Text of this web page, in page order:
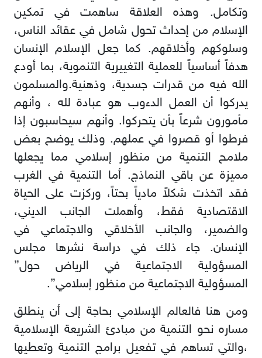
وتكامل. وهذه العلاقة ساهمت في تمكين
الإسلام من إحداث تحول شامل في عقائد الناس،
وسلوكهم وأخلاقهم. كما جعل الإسلام الإنسان
هدفاً أساسياً للعملية التغييرية التنموية، بما أودع
الله فيه من قدرات جسدية، وذهنية.والمسلمون
يدركوا أن العمل الدءوب هو عبادة لله ، وأنهم
مأمورون شرعاً بأن يتحركوا. وأنهم سيحاسبون إذا
فرطوا أو قصروا في عملهم. وذلك يوضح بعض
ملامح التنمية من منظور إسلامي مما يجعلها
مميزة عن باقي النماذج. أما التنمية في الغرب
فقد اتخذت شكلاً مادياً بحتاً، وركزت على الحياة
الاقتصادية فقط، وأهملت الجانب الديني،
والضمير، والجانب الأخلاقي والاجتماعي في
الإنسان. جاء ذلك في دراسة نشرها مجلس
المسؤولية الاجتماعية في الرياض حول”
المسؤولية الاجتماعية من منظور إسلامي”.
ومن هنا فالعالم الإسلامي بحاجة إلى أن ينطلق
مساره نحو التنمية من مبادئ الشريعة الإسلامية
،والتي تساهم في تفعيل برامج التنمية وتعطيها